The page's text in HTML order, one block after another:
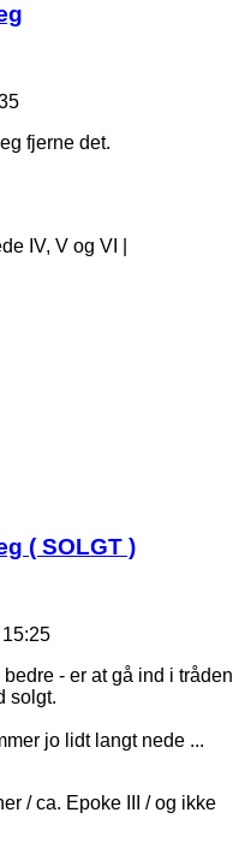
fjerne det.
IV, V og VI |
( SOLGT )
- er at gå ind i tråden
solgt.
jo lidt langt nede ...
/ ca. Epoke III / og ikke